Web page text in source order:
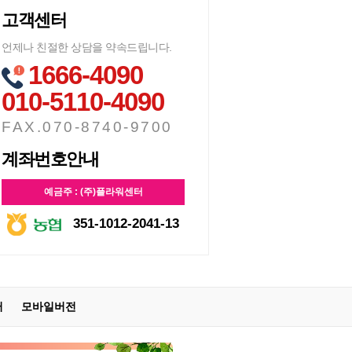
고객센터
언제나 친절한 상담을 약속드립니다.
1666-4090
010-5110-4090
FAX.070-8740-9700
계좌번호안내
예금주 : (주)플라워센터
351-1012-2041-13
모바일버전